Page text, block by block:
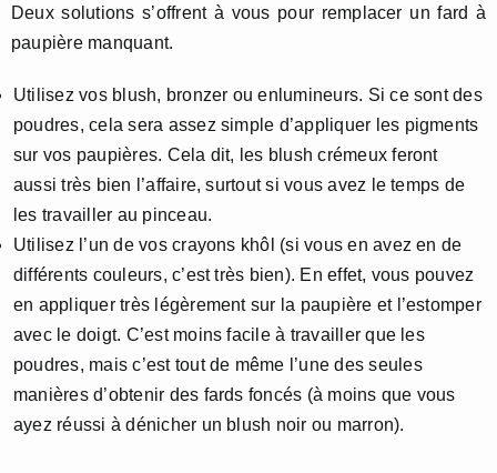
Deux solutions s’offrent à vous pour remplacer un fard à
paupière manquant.
Utilisez vos blush, bronzer ou enlumineurs. Si ce sont des
poudres, cela sera assez simple d’appliquer les pigments
sur vos paupières. Cela dit, les blush crémeux feront
aussi très bien l’affaire, surtout si vous avez le temps de
les travailler au pinceau.
Utilisez l’un de vos crayons khôl (si vous en avez en de
différents couleurs, c’est très bien). En effet, vous pouvez
en appliquer très légèrement sur la paupière et l’estomper
avec le doigt. C’est moins facile à travailler que les
poudres, mais c’est tout de même l’une des seules
manières d’obtenir des fards foncés (à moins que vous
ayez réussi à dénicher un blush noir ou marron).